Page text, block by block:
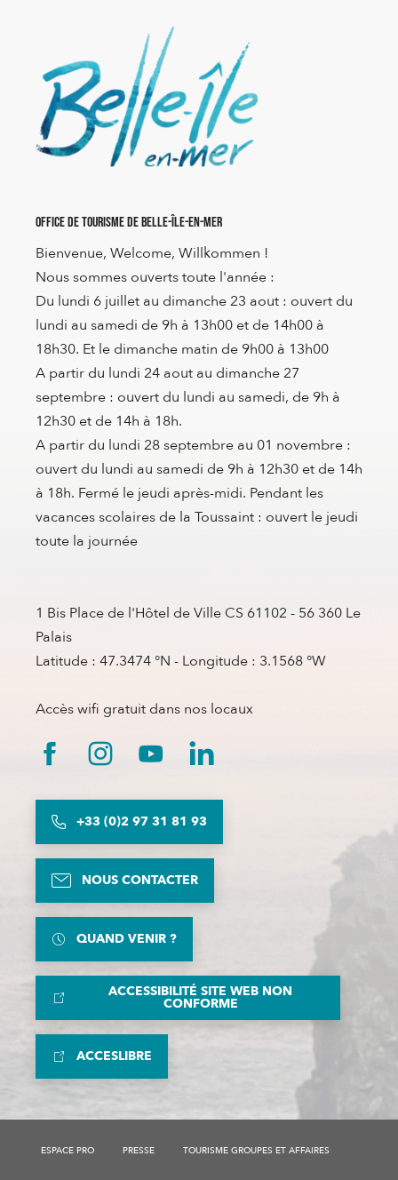
Tarifs
Office de Tourisme de Belle-Île-en-Mer
Bienvenue, Welcome, Willkommen !
Nous sommes ouverts toute l'année :
Du lundi 6 juillet au dimanche 23 aout : ouvert du
lundi au samedi de 9h à 13h00 et de 14h00 à
18h30. Et le dimanche matin de 9h00 à 13h00
A partir du lundi 24 aout au dimanche 27
septembre : ouvert du lundi au samedi, de 9h à
12h30 et de 14h à 18h.
A partir du lundi 28 septembre au 01 novembre :
ouvert du lundi au samedi de 9h à 12h30 et de 14h
à 18h. Fermé le jeudi après-midi. Pendant les
vacances scolaires de la Toussaint : ouvert le jeudi
toute la journée
1 Bis Place de l'Hôtel de Ville CS 61102 - 56 360 Le
Palais
Latitude : 47.3474 °N - Longitude : 3.1568 °W
Accès wifi gratuit dans nos locaux
+33 (0)2 97 31 81 93
NOUS CONTACTER
QUAND VENIR ?
ACCESSIBILITÉ SITE WEB NON
CONFORME
ACCESLIBRE
ESPACE PRO PRESSE TOURISME GROUPES ET AFFAIRES